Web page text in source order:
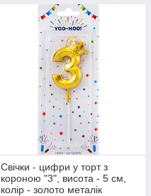
Свічки - цифри у торт з
короною "3", висота - 5 см,
колір - золото металік